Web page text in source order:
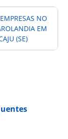
NO
EM
(SE)